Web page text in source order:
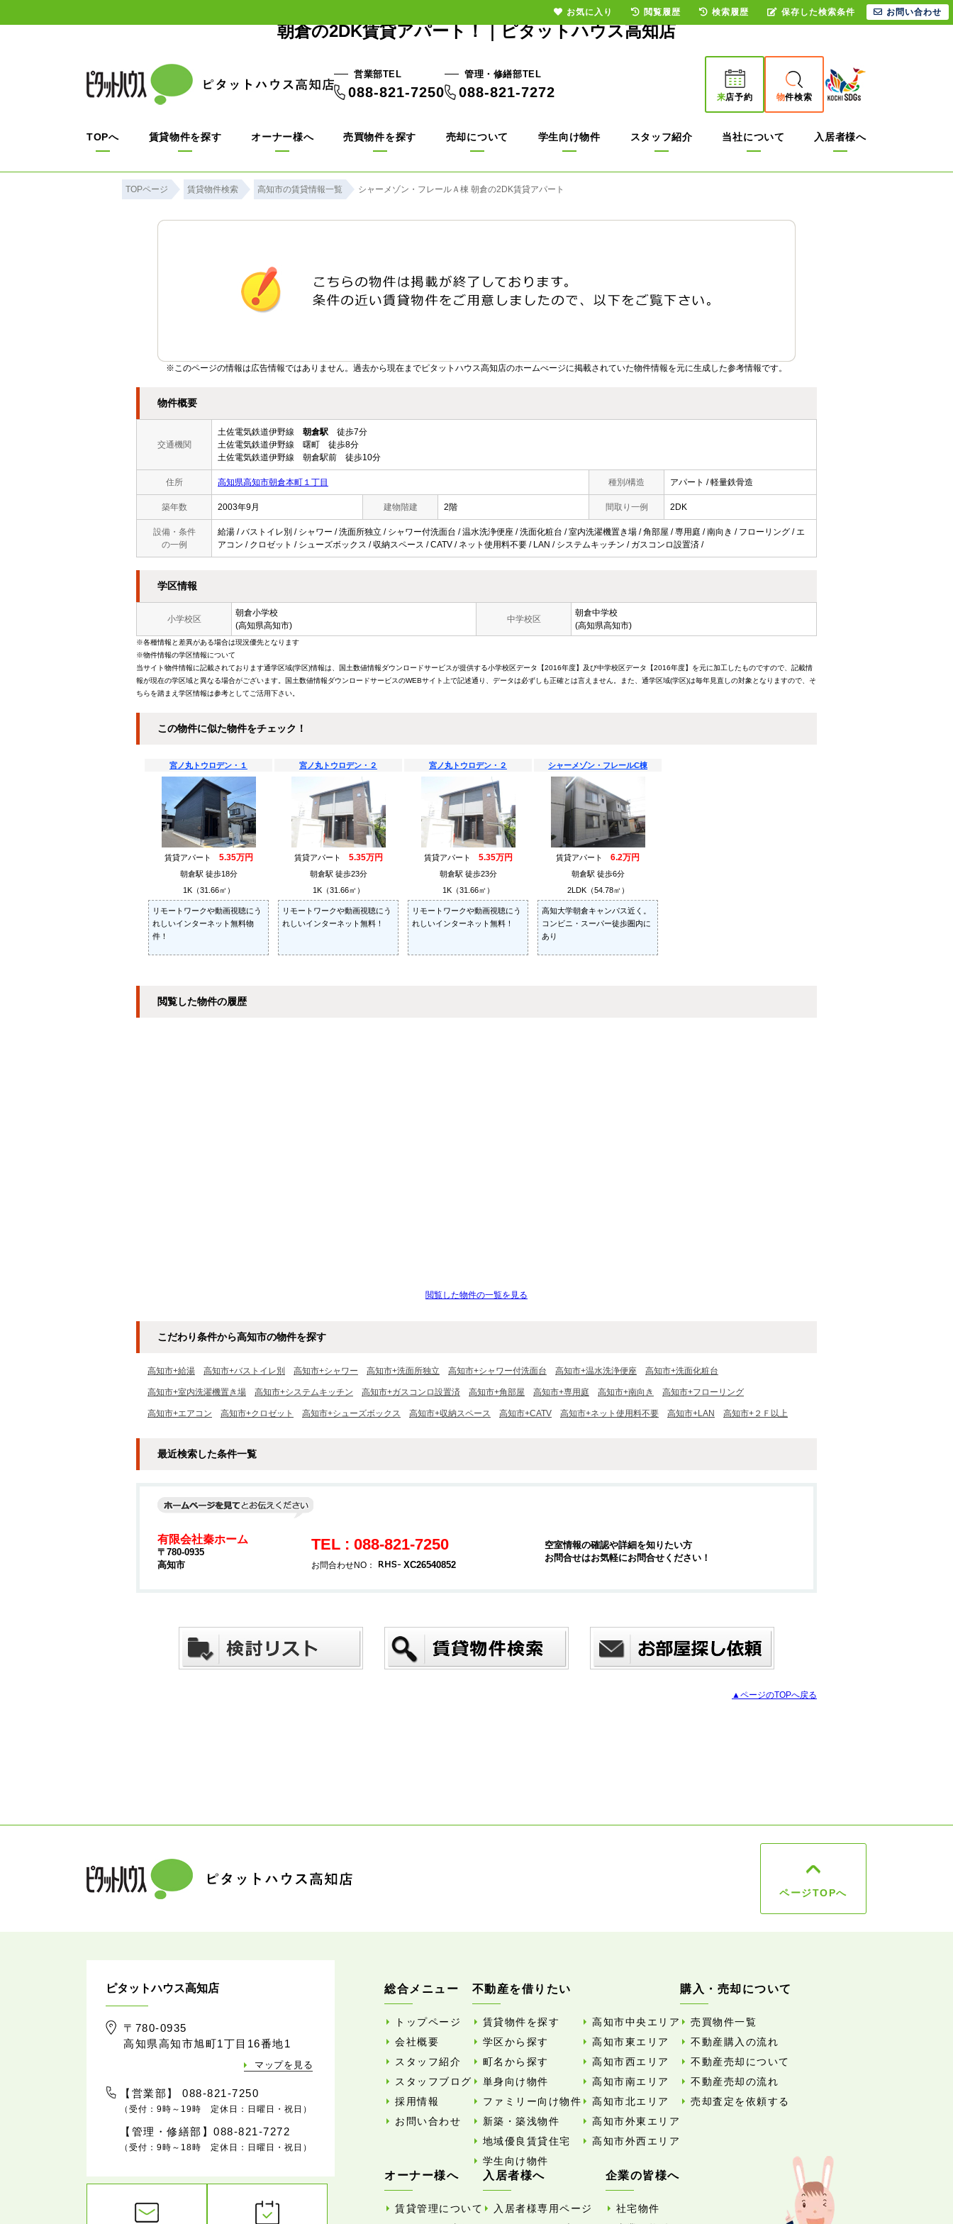
朝倉の2DK賃貸アパート！｜ピタットハウス高知店
営業部TEL
088-821-7250
管理・修繕部TEL
088-821-7272 来店予約 物件検索
TOPへ 賃貸物件を探す オーナー様へ 売買物件を探す 売却について 学生向け物件 スタッフ紹介 当社について 入居者様へ
TOPページ 賃貸物件検索 高知市の賃貸情報一覧 シャーメゾン・フレールＡ棟 朝倉の2DK賃貸アパート
※このページの情報は広告情報ではありません。過去から現在までピタットハウス高知店のホームぺージに掲載されていた物件情報を元に生成した参考情報です。
物件概要
交通機関
土佐電気鉄道伊野線 朝倉駅 徒歩7分
土佐電気鉄道伊野線 曙町 徒歩8分
土佐電気鉄道伊野線 朝倉駅前 徒歩10分
住所 高知県高知市朝倉本町１丁目 種別/構造 アパート / 軽量鉄骨造
築年数 2003年9月 建物階建 2階 間取り一例 2DK
設備・条件
の一例
給湯 / バストイレ別 / シャワー / 洗面所独立 / シャワー付洗面台 / 温水洗浄便座 / 洗面化粧台 / 室内洗濯機置き場 / 角部屋 / 専用庭 / 南向き / フローリング / エ
アコン / クロゼット / シューズボックス / 収納スペース / CATV / ネット使用料不要 / LAN / システムキッチン / ガスコンロ設置済 /
学区情報
小学校区
朝倉小学校
(高知県高知市)
中学校区
朝倉中学校
(高知県高知市)
※各種情報と差異がある場合は現況優先となります
※物件情報の学区情報について
当サイト物件情報に記載されております通学区域(学区)情報は、国土数値情報ダウンロードサービスが提供する小学校区データ【2016年度】及び中学校区データ【2016年度】を元に加工したものですので、記載情
報が現在の学区域と異なる場合がございます。国土数値情報ダウンロードサービスのWEBサイト上で記述通り、データは必ずしも正確とは言えません。また、通学区域(学区)は毎年見直しの対象となりますので、そ
ちらを踏まえ学区情報は参考としてご活用下さい。
この物件に似た物件をチェック！
宮ノ丸トウロデン・１
賃貸アパート 5.35万円
朝倉駅 徒歩18分
1K（31.66㎡）
リモートワークや動画視聴にう
れしいインターネット無料物
件！
宮ノ丸トウロデン・２
賃貸アパート 5.35万円
朝倉駅 徒歩23分
1K（31.66㎡）
リモートワークや動画視聴にう
れしいインターネット無料！
宮ノ丸トウロデン・２
賃貸アパート 5.35万円
朝倉駅 徒歩23分
1K（31.66㎡）
リモートワークや動画視聴にう
れしいインターネット無料！
シャーメゾン・フレールC棟
賃貸アパート 6.2万円
朝倉駅 徒歩6分
2LDK（54.78㎡）
高知大学朝倉キャンパス近く。
コンビニ・スーパー徒歩圏内に
あり
閲覧した物件の履歴
閲覧した物件の一覧を見る
こだわり条件から高知市の物件を探す
高知市+給湯 高知市+バストイレ別 高知市+シャワー 高知市+洗面所独立 高知市+シャワー付洗面台 高知市+温水洗浄便座 高知市+洗面化粧台
高知市+室内洗濯機置き場 高知市+システムキッチン 高知市+ガスコンロ設置済 高知市+角部屋 高知市+専用庭 高知市+南向き 高知市+フローリング
高知市+エアコン 高知市+クロゼット 高知市+シューズボックス 高知市+収納スペース 高知市+CATV 高知市+ネット使用料不要 高知市+LAN 高知市+２Ｆ以上
最近検索した条件一覧
有限会社秦ホーム
〒780-0935
高知市
TEL : 088-821-7250
お問合わせNO： XC26540852
空室情報の確認や詳細を知りたい方
お問合せはお気軽にお問合せください！
▲ページのTOPへ戻る
ページTOPへ
ピタットハウス高知店
〒780-0935
高知県高知市旭町1丁目16番地1
マップを見る
【営業部】 088-821-7250
（受付：9時～19時 定休日：日曜日・祝日）
【管理・修繕部】088-821-7272
（受付：9時～18時 定休日：日曜日・祝日）
総合メニュー
トップページ
会社概要
スタッフ紹介
スタッフブログ
採用情報
お問い合わせ
不動産を借りたい
賃貸物件を探す
学区から探す
町名から探す
単身向け物件
ファミリー向け物件
新築・築浅物件
地域優良賃貸住宅
学生向け物件
高知市中央エリア
高知市東エリア
高知市西エリア
高知市南エリア
高知市北エリア
高知市外東エリア
高知市外西エリア
購入・売却について
売買物件一覧
不動産購入の流れ
不動産売却について
不動産売却の流れ
売却査定を依頼する
オーナー様へ
賃貸管理について
入居者様へ
入居者様専用ページ
企業の皆様へ
社宅物件
お気に入り 閲覧履歴 検索履歴 保存した検索条件 お問い合わせ